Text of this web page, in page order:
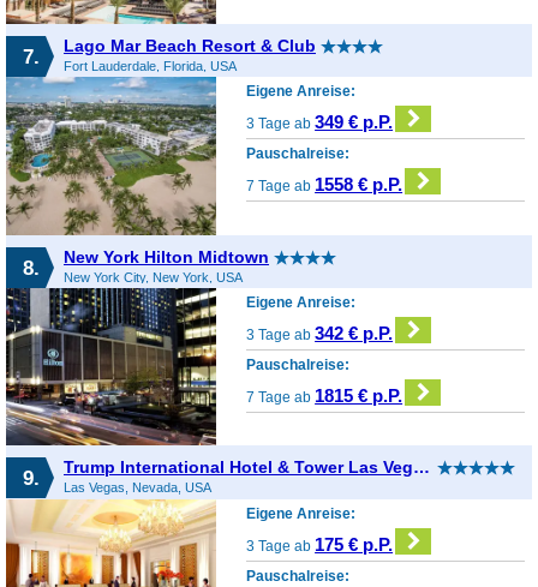
7. Lago Mar Beach Resort & Club
Fort Lauderdale, Florida, USA
Eigene Anreise:
3 Tage ab349 € p.P.
Pauschalreise:
7 Tage ab 1558 € p.P.
8. New York Hilton Midtown
New York City, New York, USA
Eigene Anreise:
3 Tage ab342 € p.P.
Pauschalreise:
7 Tage ab 1815 € p.P.
9. Trump International Hotel & Tower Las Vegas
Las Vegas, Nevada, USA
Eigene Anreise:
3 Tage ab 175 € p.P.
Pauschalreise: